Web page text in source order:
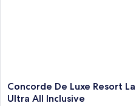
Concorde
De
Concorde De Luxe Resort
Ultra All Inclusive